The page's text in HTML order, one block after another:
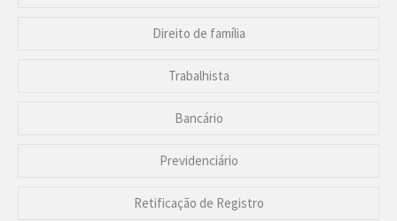
Direito de família
Trabalhista
Bancário
Previdenciário
Retificação de Registro